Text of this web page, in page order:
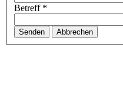
Betreff*
Senden Abbrechen